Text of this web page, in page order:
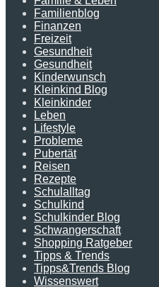
Familienblog
Finanzen
Freizeit
Gesundheit
Gesundheit
Kinderwunsch
Kleinkind Blog
Kleinkinder
Leben
Lifestyle
Probleme
Pubertät
Reisen
Rezepte
Schulalltag
Schulkind
Schulkinder Blog
Schwangerschaft
Shopping Ratgeber
Tipps & Trends
Tipps&Trends Blog
Wissenswert